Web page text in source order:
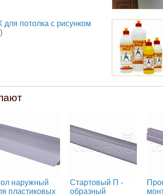
потолка с рисунком
наружный
пластиковых
Стартовый П -
образный